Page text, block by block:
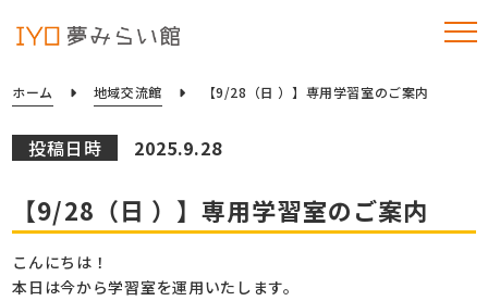
ホーム 地域交流館 【9/28（日 ）】専用学習室のご案内
投稿日時 2025.9.28
【9/28（日 ）】専用学習室のご案内
こんにちは！
本日は今から学習室を運用いたします。